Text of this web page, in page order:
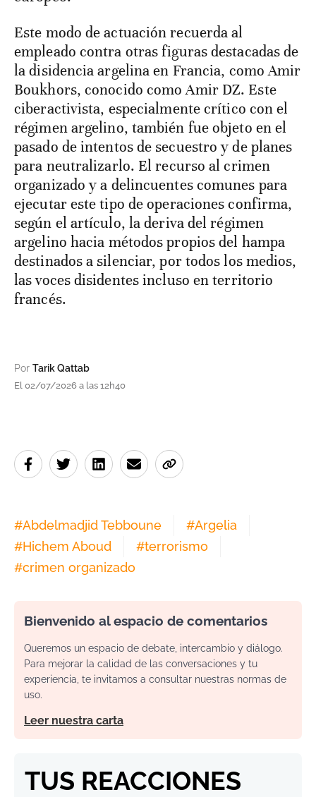
Este modo de actuación recuerda al
empleado contra otras figuras destacadas de
la disidencia argelina en Francia, como Amir
Boukhors, conocido como Amir DZ. Este
ciberactivista, especialmente crítico con el
régimen argelino, también fue objeto en el
pasado de intentos de secuestro y de planes
para neutralizarlo. El recurso al crimen
organizado y a delincuentes comunes para
ejecutar este tipo de operaciones confirma,
según el artículo, la deriva del régimen
argelino hacia métodos propios del hampa
destinados a silenciar, por todos los medios,
las voces disidentes incluso en territorio
francés.
Por Tarik Qattab
El 02/07/2026 a las 12h40
#Abdelmadjid Tebboune #Argelia
#Hichem Aboud #terrorismo
#crimen organizado
Bienvenido al espacio de comentarios
Queremos un espacio de debate, intercambio y diálogo.
Para mejorar la calidad de las conversaciones y tu
experiencia, te invitamos a consultar nuestras normas de
uso.
Leer nuestra carta
TUS REACCIONES